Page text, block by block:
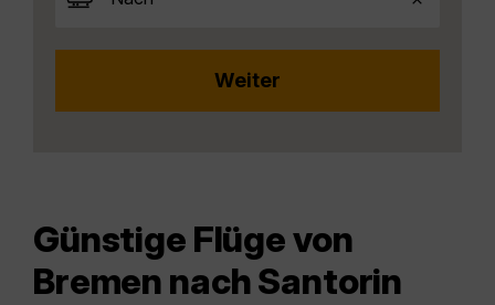
Günstige Flüge von
Bremen nach Santorin